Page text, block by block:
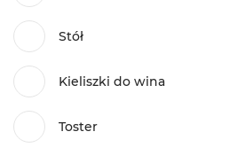
Stół
Kieliszki do wina
Toster